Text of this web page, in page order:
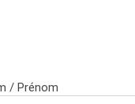
/ Prénom